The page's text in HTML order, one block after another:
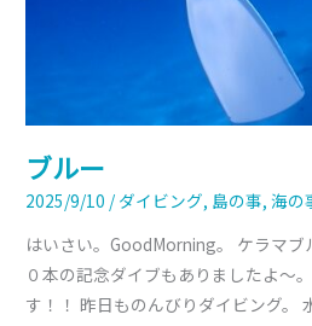
ブルー
2025/9/10 / ダイビング, 島の事,海の
はいさい。GoodMorning。 ケラマブ
０本の記念ダイブもありましたよ～
す！！ 昨日ものんびりダイビング。